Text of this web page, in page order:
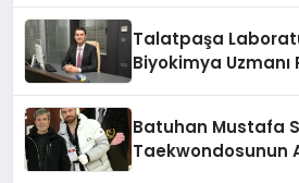
Talatpaşa
Biyokimya
Batuhan Mustafa
Taekwondosunun